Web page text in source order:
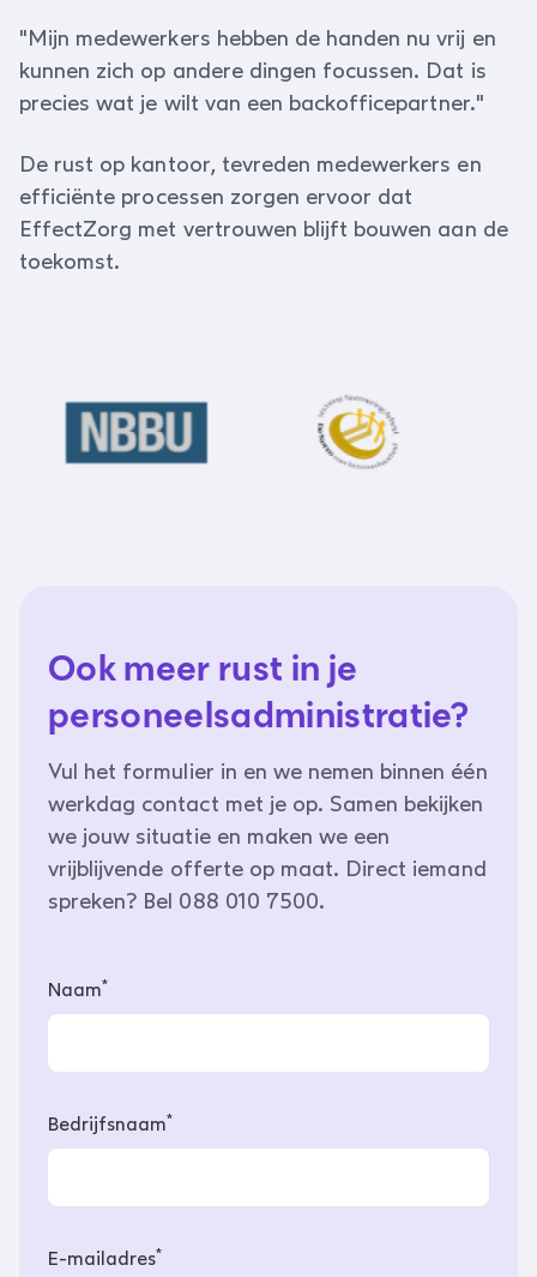
"Mijn medewerkers hebben de handen nu vrij en
kunnen zich op andere dingen focussen. Dat is
precies wat je wilt van een backofficepartner."
De rust op kantoor, tevreden medewerkers en
efficiënte processen zorgen ervoor dat
EffectZorg met vertrouwen blijft bouwen aan de
toekomst.
Ook meer rust in je
personeelsadministratie?
Vul het formulier in en we nemen binnen één
werkdag contact met je op. Samen bekijken
we jouw situatie en maken we een
vrijblijvende offerte op maat. Direct iemand
spreken? Bel 088 010 7500.
Naam*
Bedrijfsnaam*
E-mailadres*